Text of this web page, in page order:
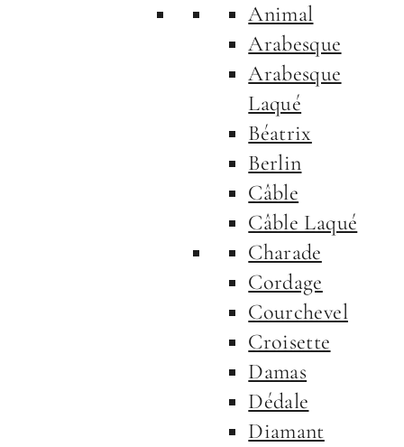
Animal
Arabesque
Arabesque
Laqué
Béatrix
Berlin
Câble
Câble Laqué
Charade
Cordage
Courchevel
Croisette
Damas
Dédale
Diamant